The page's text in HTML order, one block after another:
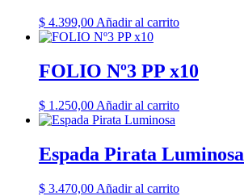
$ 4.399,00 Añadir al carrito
FOLIO Nº3 PP x10
$ 1.250,00 Añadir al carrito
Espada Pirata Luminosa
$ 3.470,00 Añadir al carrito